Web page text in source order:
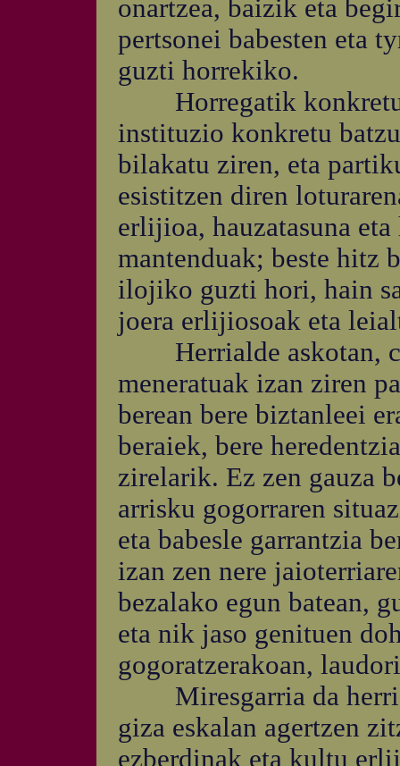
onartzea, baizik eta
pertsonei babesten eta
guzti horrekiko.
Horregatik
instituzio konkretu
bilakatu ziren, eta
esistitzen diren
erlijioa, hauzatasuna
mantenduak; beste hitz
ilojiko guzti hori, hain
joera erlijiosoak eta
Herrialde askotan,
meneratuak izan ziren
berean bere biztanleei
beraiek, bere
zirelarik. Ez zen gauza
arrisku gogorraren
eta babesle garrantzia
izan zen nere
bezalako egun batean,
eta nik jaso genituen
gogoratzerakoan,
Miresgarria da herri
giza eskalan agertzen
ezberdinak eta kultu